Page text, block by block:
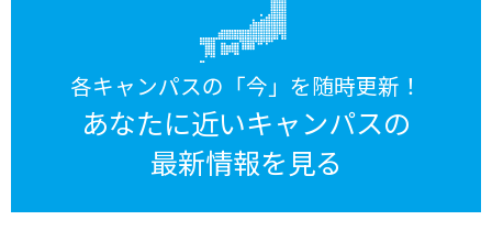
各キャンパスの「今」を随時更新！
あなたに近いキャンパスの
最新情報を見る